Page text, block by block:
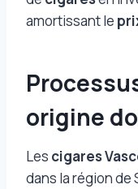
amortissant le
origine
Les cigares
dans la région de